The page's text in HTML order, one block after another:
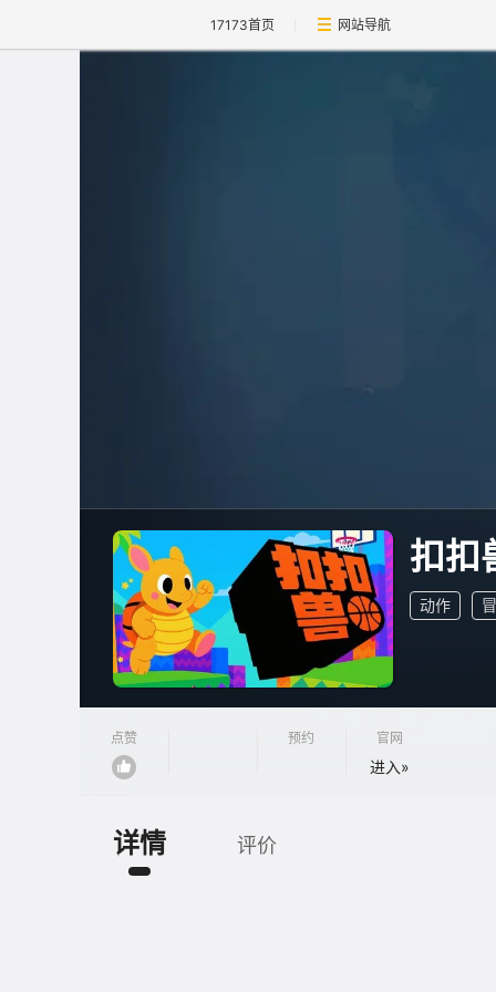
17173首页 网站导航
扣扣
动作
点赞 预约 官网
进入»
详情 评价